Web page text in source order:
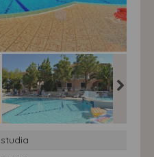
nocí - Zakynthos,
Argassi - Studia
studia